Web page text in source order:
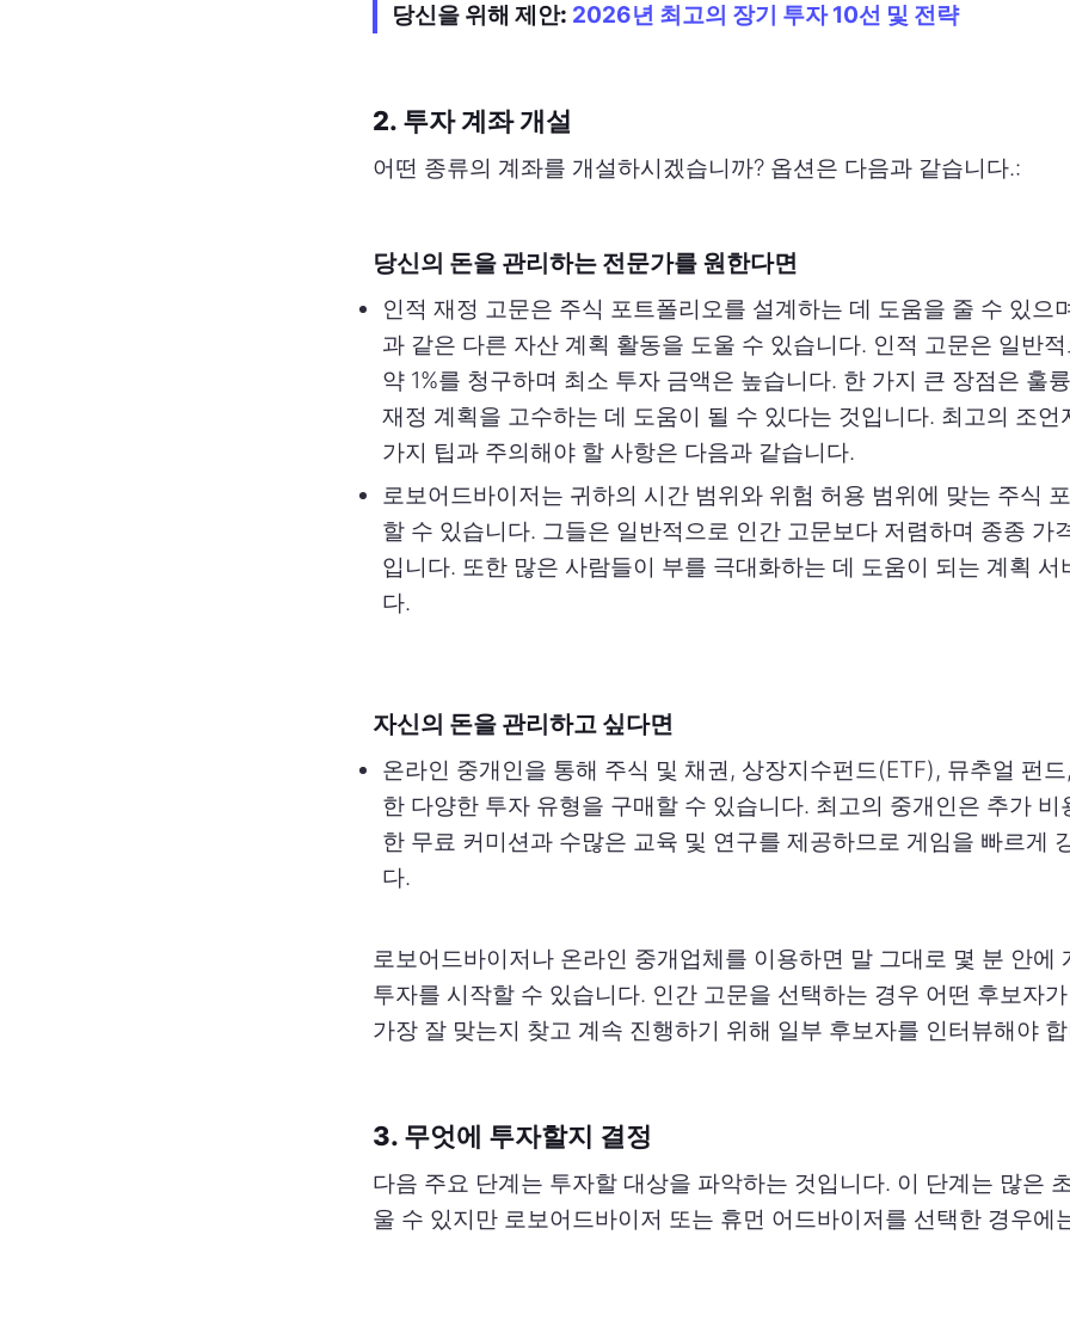
당신을 위해 제안: 2026년 최고의 장기 투자 10선 및 전략
2. 투자 계좌 개설
어떤 종류의 계좌를 개설하시겠습니까? 옵션은 다음과 같습니다.:
당신의 돈을 관리하는 전문가를 원한다면
인적 재정 고문은 주식 포트폴리오를 설계하는 데 도움을 줄 수 있으
과 같은 다른 자산 계획 활동을 도울 수 있습니다. 인적 고문은 일반
약 1%를 청구하며 최소 투자 금액은 높습니다. 한 가지 큰 장점은 훌
재정 계획을 고수하는 데 도움이 될 수 있다는 것입니다. 최고의 조언
가지 팁과 주의해야 할 사항은 다음과 같습니다.
로보어드바이저는 귀하의 시간 범위와 위험 허용 범위에 맞는 주식
할 수 있습니다. 그들은 일반적으로 인간 고문보다 저렴하며 종종 가
입니다. 또한 많은 사람들이 부를 극대화하는 데 도움이 되는 계획 서
다.
자신의 돈을 관리하고 싶다면
온라인 중개인을 통해 주식 및 채권, 상장지수펀드(ETF), 뮤추얼 펀
한 다양한 투자 유형을 구매할 수 있습니다. 최고의 중개인은 추가 비
한 무료 커미션과 수많은 교육 및 연구를 제공하므로 게임을 빠르게
다.
로보어드바이저나 온라인 중개업체를 이용하면 말 그대로 몇 분 안에
투자를 시작할 수 있습니다. 인간 고문을 선택하는 경우 어떤 후보자
가장 잘 맞는지 찾고 계속 진행하기 위해 일부 후보자를 인터뷰해야
3. 무엇에 투자할지 결정
다음 주요 단계는 투자할 대상을 파악하는 것입니다. 이 단계는 많은
울 수 있지만 로보어드바이저 또는 휴먼 어드바이저를 선택한 경우에